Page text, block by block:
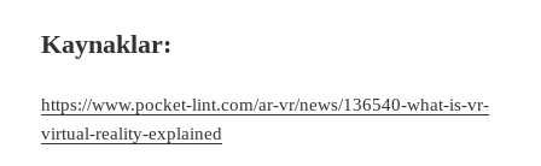
Kaynaklar:
https://www.pocket-lint.com/ar-vr/news/136540-what-is-vr-
virtual-reality-explained